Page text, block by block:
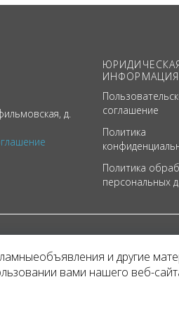
д.
ИНФОРМАЦИЯ
соглашение
Политика
Политика
персональных
и другие
вами нашего веб-